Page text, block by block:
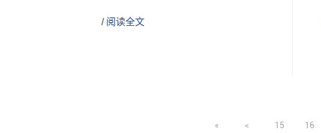
/ 阅读全文
« < 15 16